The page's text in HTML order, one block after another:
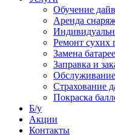
Обучение
Аренда
Ремонт сухих
Замена
Заправка и
Обслуживание
Страхование
Покраска
Б/у
Акции
Контакты